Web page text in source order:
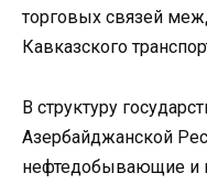
торговых связей
Кавказского
В структуру
Азербайджанской
нефтедобывающие и